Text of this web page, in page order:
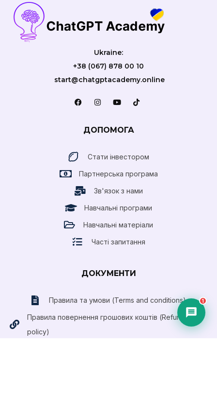
Ukraine:
+38 (067) 878 00 10
start@chatgptacademy.online
ДОПОМОГА
Стати інвестором
Партнерська програма
Зв'язок з нами
Навчальні програми
Навчальні матеріали
Часті запитання
ДОКУМЕНТИ
Правила та умови (Terms and conditions)
Правила повернення грошових коштів (Refund
policy)
1